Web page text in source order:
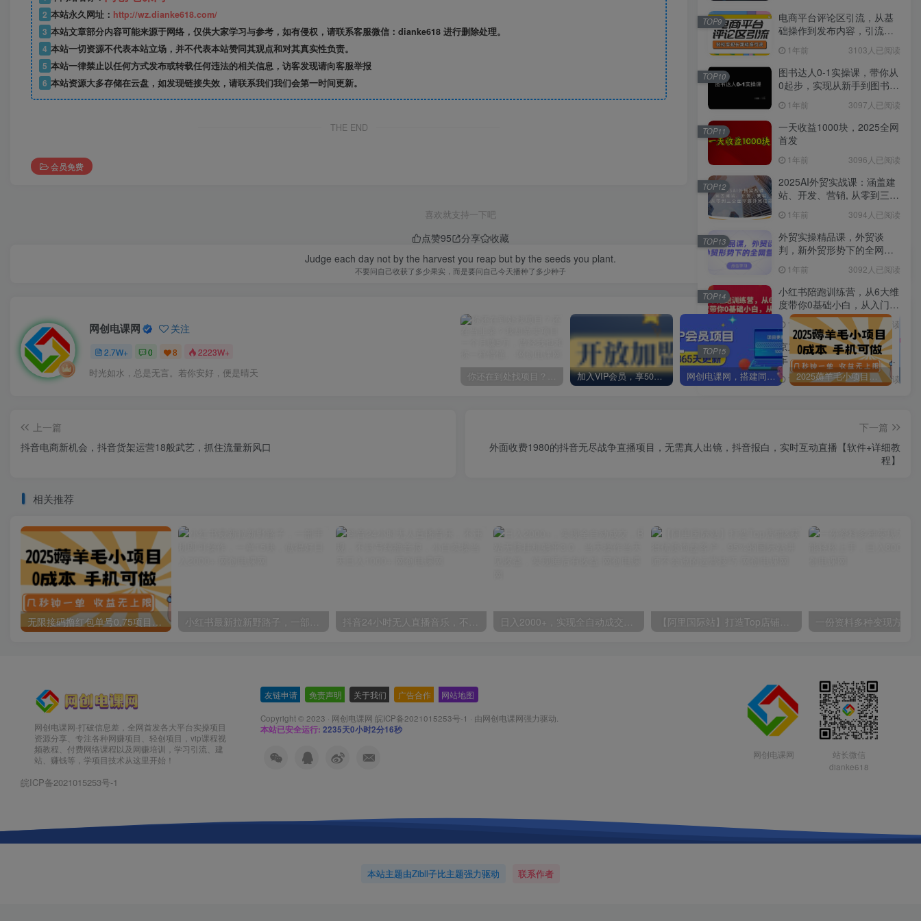
2 本站永久网址： http://wz.dianke618.com/
3 本站文章部分内容可能来源于网络，仅供大家学习与参考，如有侵权，请联系客服微信：dianke618 进行删除处理。
4 本站一切资源不代表本站立场，并不代表本站赞同其观点和对其真实性负责。
5 本站一律禁止以任何方式发布或转载任何违法的相关信息，访客发现请向客服举报
6 本站资源大多存储在云盘，如发现链接失效，请联系我们我们会第一时间更新。
THE END
会员免费
喜欢就支持一下吧
点赞95 分享
收藏
Judge each day not by the harvest you reap but by the seeds you plant.
不要问自己收获了多少果实，而是要问自己今天播种了多少种子
网创电课网 关注
2.7W+ 0 8 2223W+
时光如水，总是无言。若你安好，便是晴天 你还在到处找项目？还在当韭菜？我却靠卖项目一个月赚5万，曾经我也和你一样懵懂。 加入VIP会员，享50%的推广提成，免费学习多种网上创业课程，菜鸟秒变大神！ 网创电课网，搭建同款知识付费资源网站，实现长期稳定被动收入~ 2025薅羊毛小项目，0成本 手机可做，几秒钟一单，收益无上限
上一篇
抖音电商新机会，抖音货架运营18般武艺，抓住流量新风口
下一篇
外面收费1980的抖音无尽战争直播项目，无需真人出镜，抖音报白，实时互动直播【软件+详细教
程】
相关推荐
无限接码撸红包单号0.75项目无偿分享给你【揭秘】 小红书最新拉新野路子，一部手机即可操作，一单15块，做得好日入2000+ 抖音24小时无人直播音乐，不违规，不封号纯撸音浪，小白实操当天日入1000+ 日入2000+，实现全自动成交，B站无脑挂机躺平3.0，当天操作当天见收益，实现睡后有收益 【阿里国际站】打造Top店铺&获得优质询盘客户，​95%的国际站讲师不会说的运营技巧
电商平台评论区引流，从基
础操作到发布内容，引流技
1年前 3103人已阅读
TOP9
图书达人0-1实操课，带你从
0起步，实现从新手到图书达
1年前 3097人已阅读
TOP10
一天收益1000块，2025全网
首发
1年前 3096人已阅读
TOP11
2025AI外贸实战课：涵盖建
站、开发、营销, 从零到三全
1年前 3094人已阅读
TOP12
外贸实操精品课，外贸谈
判，新外贸形势下的全网营
1年前 3092人已阅读
TOP13
小红书陪跑训练营，从6大维
度带你0基础小白，从入门到
精通1年前 3088人已阅读
TOP14
京东电商运营班：涵盖快
车，DMP核心及各工具组
合，助力打造爆款商品
1年前 3087人已阅读
TOP15
网创电课网-打破信息差，全网首发各大平台实操项目
资源分享、专注各种网赚项目、轻创项目，vip课程视
频教程、付费网络课程以及网赚培训，学习引流、建
站、赚钱等，学项目技术从这里开始！
友链申请 免责声明 关于我们 广告合作 网站地图
Copyright © 2023 · 网创电课网 皖ICP备2021015253号-1 · 由网创电课网强力驱动.
本站已安全运行: 2235天0小时2分18秒
网创电课网
站长微信
dianke618
皖ICP备2021015253号-1
本站主题由Zibll子比主题强力驱动 联系作者